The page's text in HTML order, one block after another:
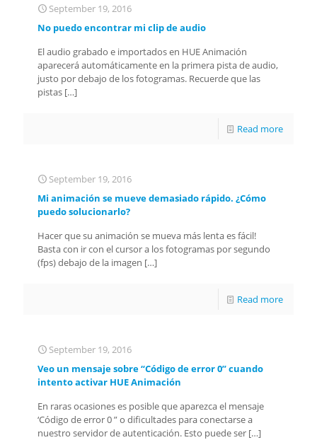
September 19, 2016
No puedo encontrar mi clip de audio
El audio grabado e importados en HUE Animación
aparecerá automáticamente en la primera pista de audio,
justo por debajo de los fotogramas. Recuerde que las
pistas […]
Read more
September 19, 2016
Mi animación se mueve demasiado rápido. ¿Cómo
puedo solucionarlo?
Hacer que su animación se mueva más lenta es fácil!
Basta con ir con el cursor a los fotogramas por segundo
(fps) debajo de la imagen […]
Read more
September 19, 2016
Veo un mensaje sobre “Código de error 0” cuando
intento activar HUE Animación
En raras ocasiones es posible que aparezca el mensaje
‘Código de error 0 ” o dificultades para conectarse a
nuestro servidor de autenticación. Esto puede ser […]